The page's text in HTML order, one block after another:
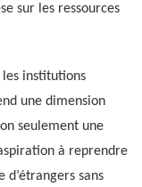
sur les ressources
institutions
une dimension
seulement une
à reprendre
d’étrangers sans